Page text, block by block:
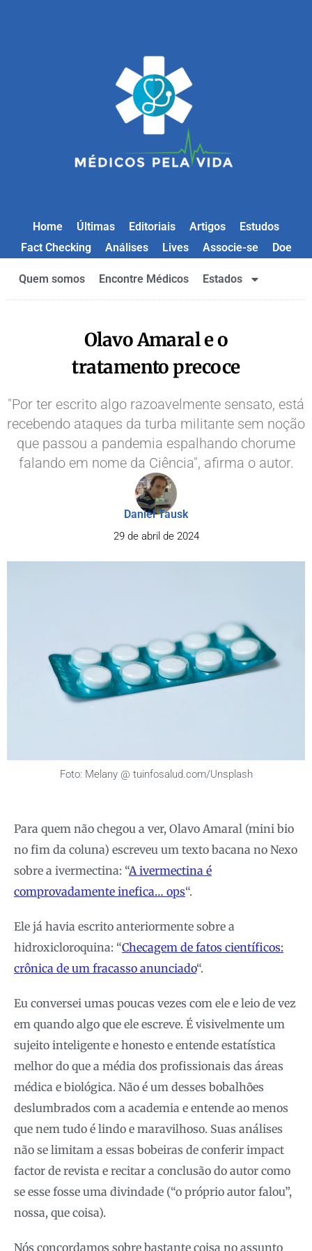
Home Últimas Editoriais Artigos
Estudos
Fact Checking
Análises Lives Associe-se Doe
Quem somos Encontre Médicos Estados
Olavo Amaral e o
tratamento precoce
"Por ter escrito algo razoavelmente sensato, está
recebendo ataques da turba militante sem noção
que passou a pandemia espalhando chorume
falando em nome da Ciência", afirma o autor.
Daniel Tausk
29 de abril de 2024
Foto: Melany @ tuinfosalud.com/Unsplash
Para quem não chegou a ver, Olavo Amaral (mini bio
no fim da coluna) escreveu um texto bacana no Nexo
sobre a ivermectina: “A ivermectina é
comprovadamente inefica… ops“.
Ele já havia escrito anteriormente sobre a
hidroxicloroquina: “Checagem de fatos científicos:
crônica de um fracasso anunciado“.
Eu conversei umas poucas vezes com ele e leio de vez
em quando algo que ele escreve. É visivelmente um
sujeito inteligente e honesto e entende estatística
melhor do que a média dos profissionais das áreas
médica e biológica. Não é um desses bobalhões
deslumbrados com a academia e entende ao menos
que nem tudo é lindo e maravilhoso. Suas análises
não se limitam a essas bobeiras de conferir impact
factor de revista e recitar a conclusão do autor como
se esse fosse uma divindade (“o próprio autor falou”,
nossa, que coisa).
Nós concordamos sobre bastante coisa no assunto